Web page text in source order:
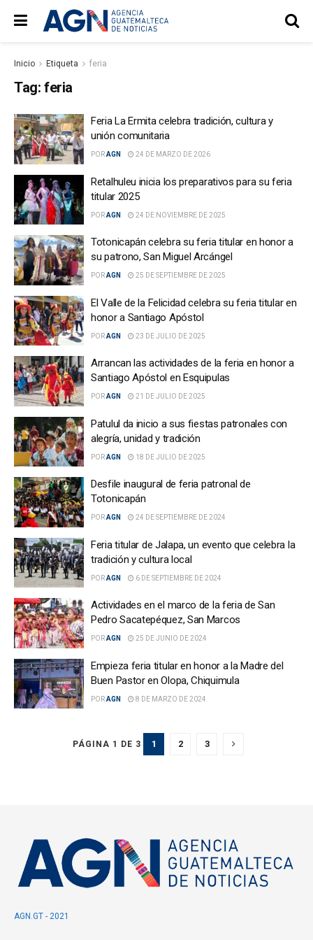
Inicio Etiqueta feria
Tag: feria
Feria La Ermita celebra tradición, cultura y
unión comunitaria
PORAGN 24 DE MARZO DE 2026
Retalhuleu inicia los preparativos para su feria
titular 2025
PORAGN 24 DE NOVIEMBRE DE 2025
Totonicapán celebra su feria titular en honor a
su patrono, San Miguel Arcángel
PORAGN 25 DE SEPTIEMBRE DE 2025
El Valle de la Felicidad celebra su feria titular en
honor a Santiago Apóstol
PORAGN 23 DE JULIO DE 2025
Arrancan las actividades de la feria en honor a
Santiago Apóstol en Esquipulas
PORAGN 21 DE JULIO DE 2025
Patulul da inicio a sus fiestas patronales con
alegría, unidad y tradición
PORAGN 18 DE JULIO DE 2025
Desfile inaugural de feria patronal de
Totonicapán
PORAGN 24 DE SEPTIEMBRE DE 2024
Feria titular de Jalapa, un evento que celebra la
tradición y cultura local
PORAGN 6 DE SEPTIEMBRE DE 2024
Actividades en el marco de la feria de San
Pedro Sacatepéquez, San Marcos
PORAGN 25 DE JUNIO DE 2024
Empieza feria titular en honor a la Madre del
Buen Pastor en Olopa, Chiquimula
PORAGN 8 DE MARZO DE 2024
PÁGINA 1 DE 3 1 2 3
AGN.GT - 2021